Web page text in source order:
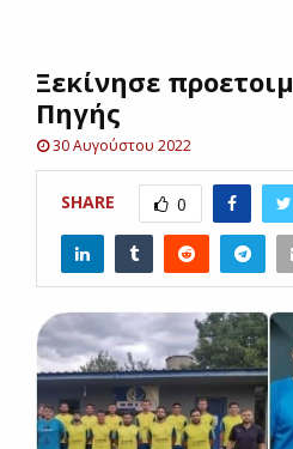
UΞεκίνησε
Πηγής
30 Αυγούστου 2022
SHARE 0